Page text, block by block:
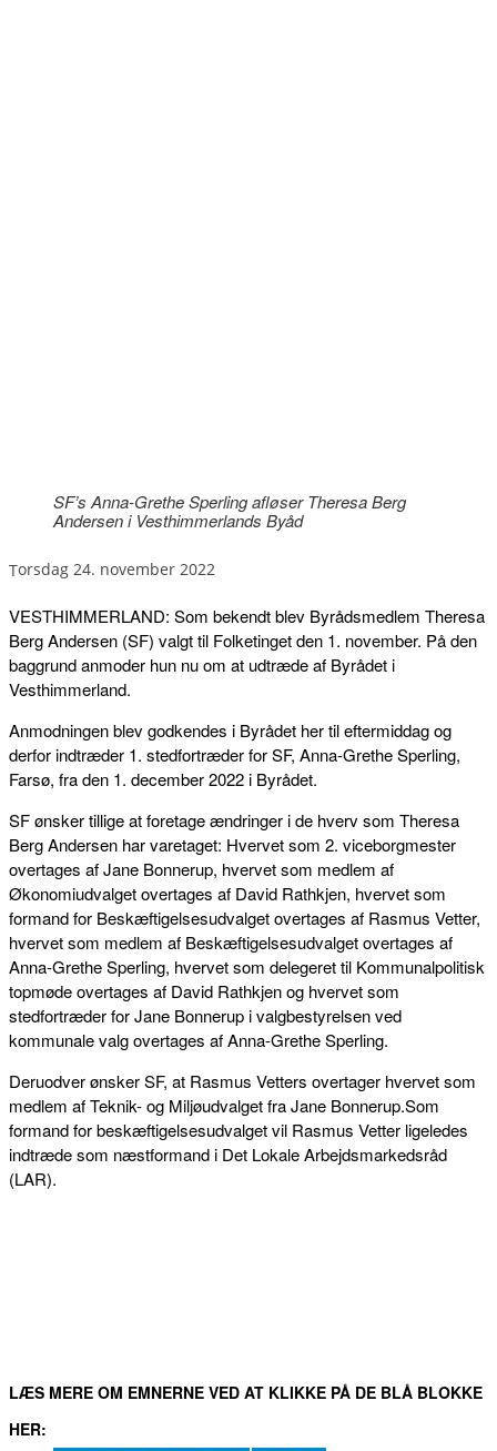
SF’s Anna-Grethe Sperling afløser Theresa Berg
Andersen i Vesthimmerlands Byåd
torsdag 24. november 2022
VESTHIMMERLAND: Som bekendt blev Byrådsmedlem Theresa
Berg Andersen (SF) valgt til Folketinget den 1. november. På den
baggrund anmoder hun nu om at udtræde af Byrådet i
Vesthimmerland.
Anmodningen blev godkendes i Byrådet her til eftermiddag og
derfor indtræder 1. stedfortræder for SF, Anna-Grethe Sperling,
Farsø, fra den 1. december 2022 i Byrådet.
SF ønsker tillige at foretage ændringer i de hverv som Theresa
Berg Andersen har varetaget: Hvervet som 2. viceborgmester
overtages af Jane Bonnerup, hvervet som medlem af
Økonomiudvalget overtages af David Rathkjen, hvervet som
formand for Beskæftigelsesudvalget overtages af Rasmus Vetter,
hvervet som medlem af Beskæftigelsesudvalget overtages af
Anna-Grethe Sperling, hvervet som delegeret til Kommunalpolitisk
topmøde overtages af David Rathkjen og hvervet som
stedfortræder for Jane Bonnerup i valgbestyrelsen ved
kommunale valg overtages af Anna-Grethe Sperling.
Deruodver ønsker SF, at Rasmus Vetters overtager hvervet som
medlem af Teknik- og Miljøudvalget fra Jane Bonnerup.Som
formand for beskæftigelsesudvalget vil Rasmus Vetter ligeledes
indtræde som næstformand i Det Lokale Arbejdsmarkedsråd
(LAR).
LÆS MERE OM EMNERNE VED AT KLIKKE PÅ DE BLÅ BLOKKE
HER: